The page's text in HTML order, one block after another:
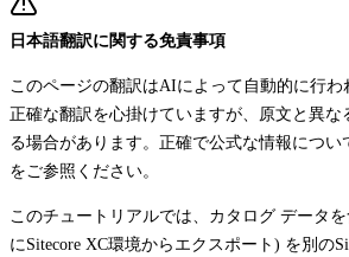
日本語翻訳に関する免責事項
このページの翻訳はAIによって自動的に行わ
正確な翻訳を心掛けていますが、原文と異な
る場合があります。正確で公式な情報につい
をご参照ください。
このチュートリアルでは、カタログ データ
にSitecore XC環境からエクスポート) を別の